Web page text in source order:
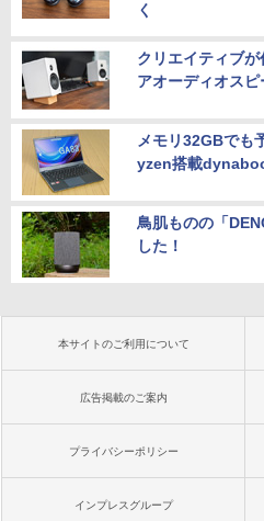
く
クリエイティブ
アオーディオスピ
メモリ32GBでも
yzen搭載
鳥肌ものの「
した！
本サイトのご利用について
広告掲載のご案内
プライバシーポリシー
インプレスグループ